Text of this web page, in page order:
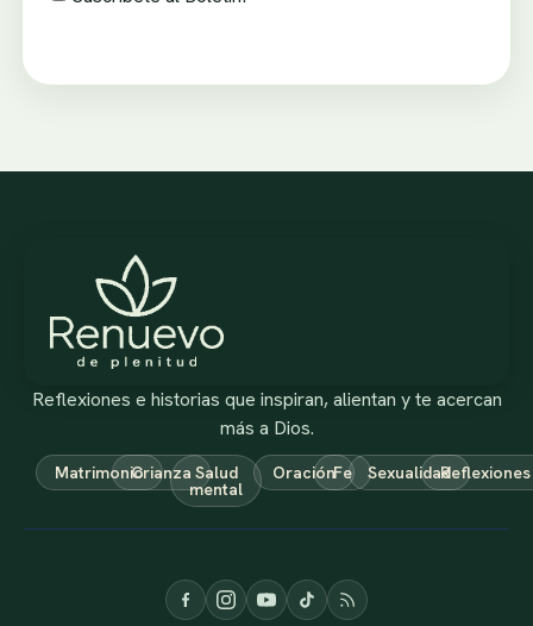
Reflexiones e historias que inspiran, alientan y te acercan
más a Dios.
MatrimonioCrianza Salud
mental
OraciónFe SexualidadReflexiones